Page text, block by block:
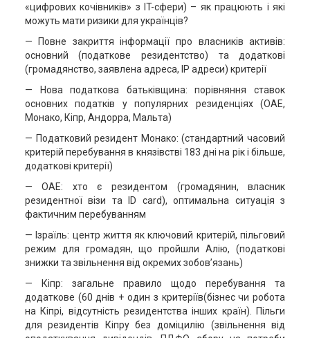
«цифрових кочівників» з IT-сфери) – як працюють і які
можуть мати ризики для українців?
— Повне закриття інформації про власників активів:
основний (податкове резидентство) та додаткові
(громадянство, заявлена адреса, ІР адреси) критерії
— Нова податкова батьківщина: порівняння ставок
основних податків у популярних резиденціях (ОАЕ,
Монако, Кіпр, Андорра, Мальта)
— Податковий резидент Монако: (стандартний часовий
критерій перебування в князівстві 183 дні на рік і більше,
додаткові критерії)
— ОАЕ: хто є резидентом (громадянин, власник
резидентної візи та ID card), оптимальна ситуація з
фактичним перебуванням
— Ізраїль: центр життя як ключовий критерій, пільговий
режим для громадян, що пройшли Алію, (податкові
знижки та звільнення від окремих зобов’язань)
— Кіпр: загальне правило щодо перебування та
додаткове (60 днів + один з критеріїв(бізнес чи робота
на Кіпрі, відсутність резидентства інших країн). Пільги
для резидентів Кіпру без доміцилію (звільнення від